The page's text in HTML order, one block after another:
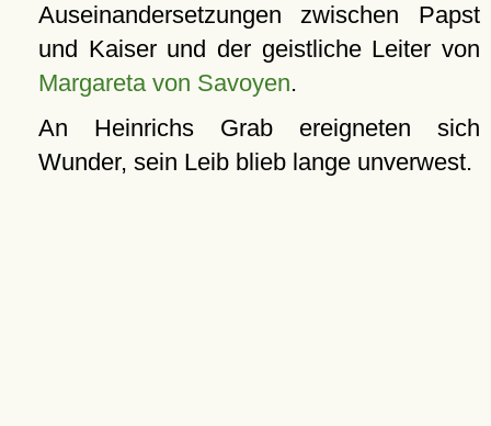
Auseinandersetzungen zwischen Papst
und Kaiser und der geistliche Leiter von
Margareta von Savoyen.
An Heinrichs Grab ereigneten sich
Wunder, sein Leib blieb lange unverwest.